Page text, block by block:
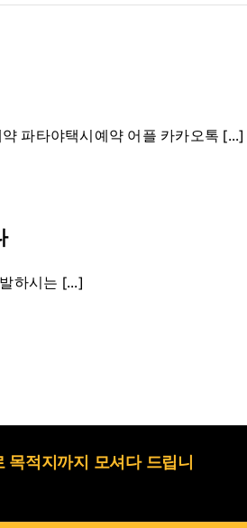
파타야택시예약 어플 카카오톡 [...]
하시는 [...]
목적지까지 모셔다 드립니